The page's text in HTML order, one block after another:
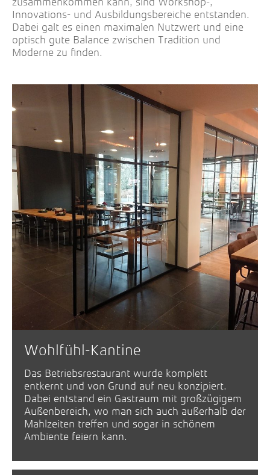
Innovations- und Ausbildungsbereiche entstanden.
Dabei galt es einen maximalen Nutzwert und eine
optisch gute Balance zwischen Tradition und
Moderne zu finden.
Wohlfühl-Kantine
Das Betriebsrestaurant wurde komplett
entkernt und von Grund auf neu konzipiert.
Dabei entstand ein Gastraum mit großzügigem
Außenbereich, wo man sich auch außerhalb der
Mahlzeiten treffen und sogar in schönem
Ambiente feiern kann.